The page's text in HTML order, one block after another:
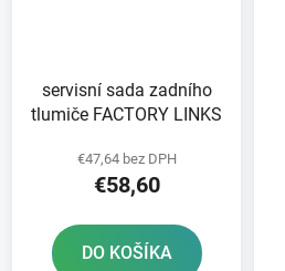
servisní sada zadního
tlumiče FACTORY LINKS
€47,64 bez DPH
€58,60
DO KOŠÍKA